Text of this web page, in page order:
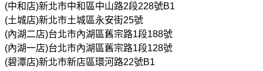
(中和店)新北市中和區中山路2段228號B1
(土城店)新北市土城區永安街25號
(內湖二店)台北市內湖區舊宗路1段188號
(內湖一店)台北市內湖區舊宗路1段128號
(碧潭店)新北市新店區環河路22號B1